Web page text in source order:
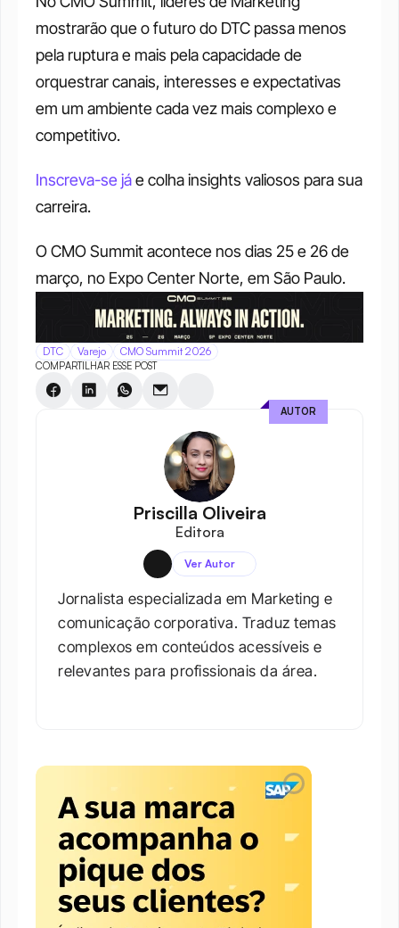
mostrarão que o futuro do DTC passa menos
pela ruptura e mais pela capacidade de
orquestrar canais, interesses e expectativas
em um ambiente cada vez mais complexo e
competitivo.
Inscreva-se já e colha insights valiosos para sua
carreira.
O CMO Summit acontece nos dias 25 e 26 de
março, no Expo Center Norte, em São Paulo.
DTC Varejo CMO Summit 2026
COMPARTILHAR ESSE POST
Priscilla Oliveira
Editora
Ver Autor
Jornalista especializada em Marketing e
comunicação corporativa. Traduz temas
complexos em conteúdos acessíveis e
relevantes para profissionais da área.​
AUTOR